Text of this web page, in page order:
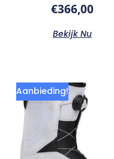
€366,00
Bekijk Nu
Aanbieding!